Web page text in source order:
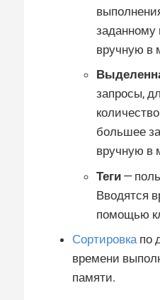
заданному
вручную в
запросы,
большее
вручную в
Теги —
Вводятся
помощью
Сортировкапо
времени
памяти.